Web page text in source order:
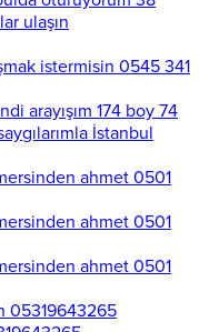
ulaşın
istermisin 0545 341
arayışım 174 boy 74
İstanbul
ahmet 0501
ahmet 0501
ahmet 0501
05319643265